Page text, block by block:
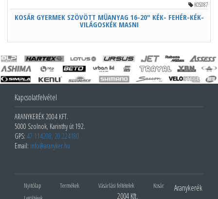
KOS087
KOSÁR GYERMEK SZÖVÖTT MŰANYAG 16-20" KÉK- FEHÉR-KÉK-
VILÁGOSKÉK MASNI
Kapcsolatfelvétel
ARANYKERÉK 2004 KFT.
5000 Szolnok, Karinthy út 192.
GPS: 47.114208, 20.224180
Email: info@aranyker.hu
Nyitólap Termékek Vásárlási feltételek
Kosár
Aranykerék
2004 Kft.